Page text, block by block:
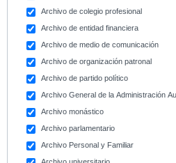
Archivo de colegio profesional
Archivo de entidad financiera
Archivo de medio de comunicación
Archivo de organización patronal
Archivo de partido político
Archivo General de la Administración
Archivo monástico
Archivo parlamentario
Archivo Personal y Familiar